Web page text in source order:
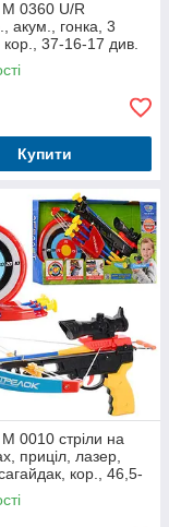
0360 U/R
акум., гонка, 3
кор., 37-16-17 див.
Купити
0010 стріли на
приціл, лазер,
кор., 46,5-